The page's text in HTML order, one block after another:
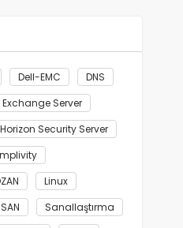
Dell-EMC
DNS
Exchange Server
Horizon Security Server
Linux
SAN
Sanallaştırma